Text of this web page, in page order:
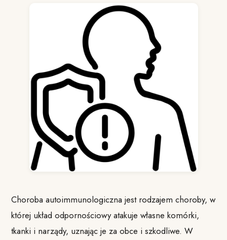
Choroba autoimmunologiczna jest rodzajem choroby, w
której układ odpornościowy atakuje własne komórki,
tkanki i narządy, uznając je za obce i szkodliwe. W